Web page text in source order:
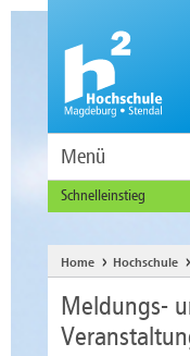
Menü
Schnelleinstieg
Alumni
Unternehmen
Studierende
Beschäftigte
Home Hochschule
Meldungs-